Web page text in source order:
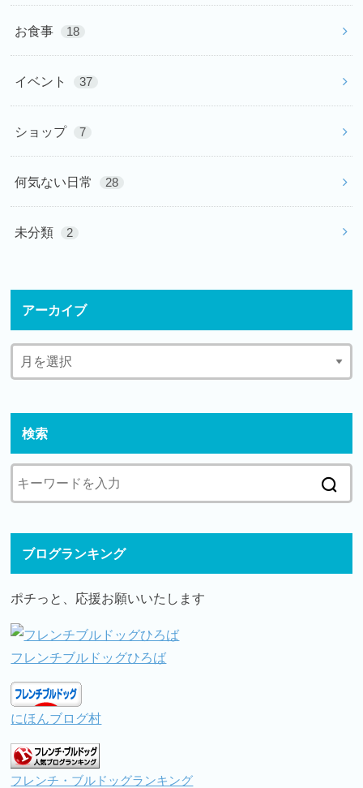
お食事 18
イベント 37
ショップ 7
何気ない日常 28
未分類 2
アーカイブ
検索
ブログランキング
ポチっと、応援お願いいたします
フレンチブルドッグひろば
にほんブログ村
フレンチ・ブルドッグランキング